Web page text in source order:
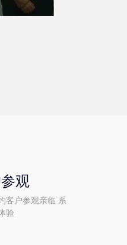
观
客户参观亲临 系
验